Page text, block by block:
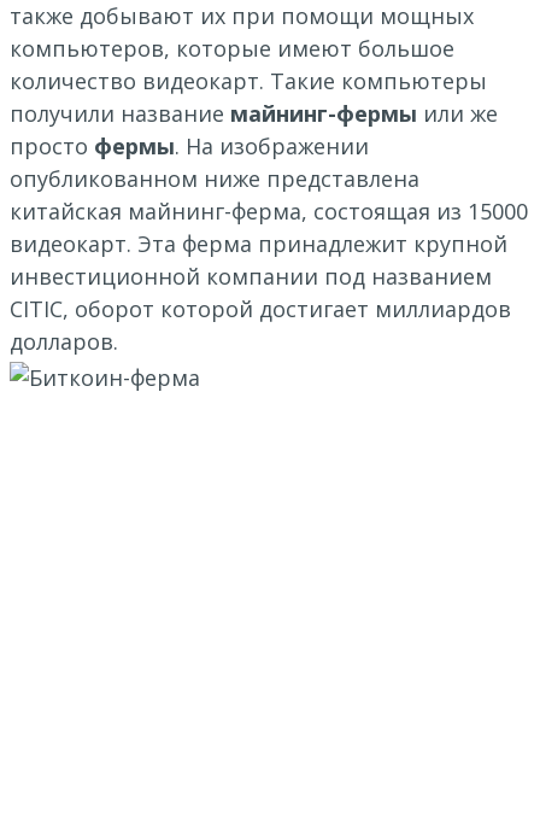
также добывают их при помощи мощных
компьютеров, которые имеют большое
количество видеокарт. Такие компьютеры
получили название майнинг-фермы или же
просто фермы. На изображении
опубликованном ниже представлена
китайская майнинг-ферма, состоящая из 15000
видеокарт. Эта ферма принадлежит крупной
инвестиционной компании под названием
CITIC, оборот которой достигает миллиардов
долларов.